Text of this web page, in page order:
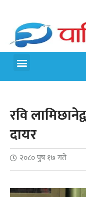
रवि
दायर
२०८० पुष १७ गते